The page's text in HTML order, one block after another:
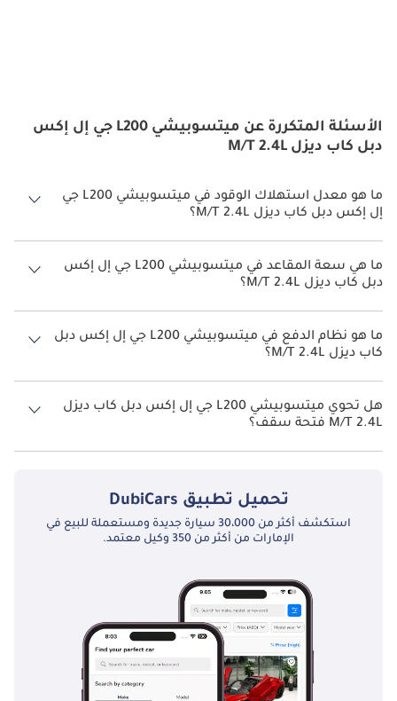
الأسئلة المتكررة عن ميتسوبيشي L200 جي إل إكس
دبل كاب ديزل M/T 2.4L
ما هو معدل استهلاك الوقود في ميتسوبيشي L200 جي
إل إكس دبل كاب ديزل M/T 2.4L؟
يبلغ معدل استهلاك الوقود المقترح من الشركة المصنعة لسيارة
ميتسوبيشي L200 2026 من 9 كم/ليتر - 11 كم/ليتر.
ما هي سعة المقاعد في ميتسوبيشي L200 جي إل إكس
دبل كاب ديزل M/T 2.4L؟
تتسع ميتسوبيشي L200 جي إل إكس دبل كاب ديزل M/T 2.4L لأ 5 أشخاص.
ما هو نظام الدفع في ميتسوبيشي L200 جي إل إكس دبل
كاب ديزل M/T 2.4L؟
نظام الدفع في ميتسوبيشي L200 Four Wheel Drive جي إل إكس دبل كاب
ديزل M/T 2.4L.
هل تحوي ميتسوبيشي L200 جي إل إكس دبل كاب ديزل
M/T 2.4L فتحة سقف؟
نعم توفر ميتسوبيشي L200 جي إل إكس دبل كاب ديزل M/T 2.4L فتحة
تحميل تطبيق DubiCars
استكشف أكثر من 30،000 سيارة جديدة ومستعملة للبيع في
الإمارات من أكثر من 350 وكيل معتمد.